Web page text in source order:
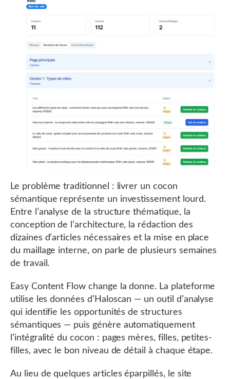
Le problème traditionnel : livrer un cocon
sémantique représente un investissement lourd.
Entre l’analyse de la structure thématique, la
conception de l’architecture, la rédaction des
dizaines d’articles nécessaires et la mise en place
du maillage interne, on parle de plusieurs semaines
de travail.
Easy Content Flow change la donne. La plateforme
utilise les données d’Haloscan — un outil d’analyse
qui identifie les opportunités de structures
sémantiques — puis génère automatiquement
l’intégralité du cocon : pages mères, filles, petites-
filles, avec le bon niveau de détail à chaque étape.
Au lieu de quelques articles éparpillés, le site